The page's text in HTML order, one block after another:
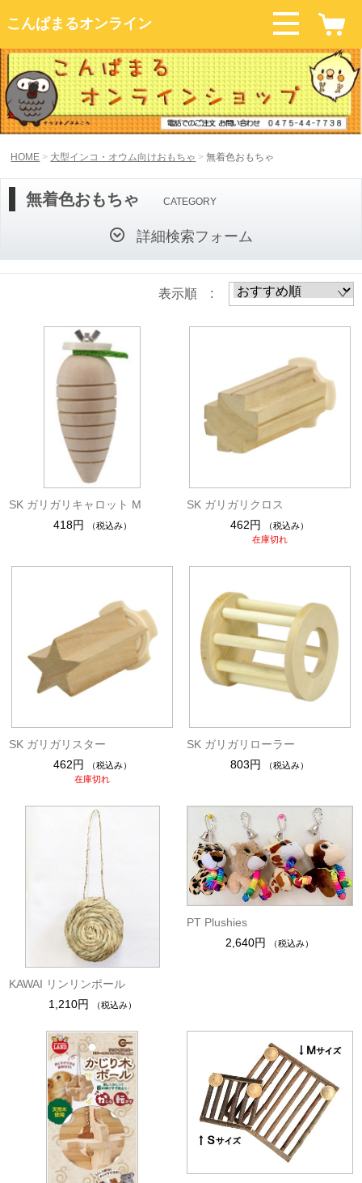
こんぱまるオンライン
HOME 大型インコ・オウム向けおもちゃ 無着色おもちゃ
無着色おもちゃ CATEGORY
詳細検索フォーム
表示順 :
SK ガリガリキャロット M
418円
（税込み）
SK ガリガリクロス
462円
（税込み）
在庫切れ
SK ガリガリスター
462円
（税込み）
在庫切れ
SK ガリガリローラー
803円
（税込み）
KAWAI リンリンボール
1,210円
（税込み）
PT Plushies
2,640円
（税込み）